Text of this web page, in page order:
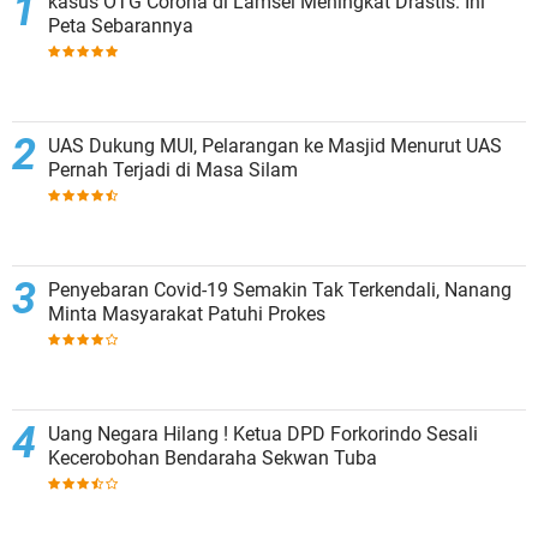
Peta Sebarannya
UAS Dukung MUI, Pelarangan ke Masjid Menurut UAS
Pernah Terjadi di Masa Silam
Penyebaran Covid-19 Semakin Tak Terkendali, Nanang
Minta Masyarakat Patuhi Prokes
Uang Negara Hilang ! Ketua DPD Forkorindo Sesali
Kecerobohan Bendaraha Sekwan Tuba